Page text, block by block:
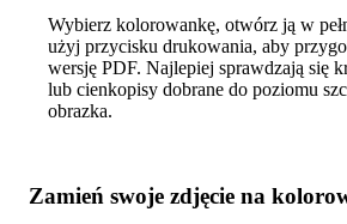
Wybierz kolorowankę, otwórz ją w
użyj przycisku drukowania, aby
wersję PDF. Najlepiej sprawdzają się
lub cienkopisy dobrane do poziomu
obrazka.
Zamień swoje zdjęcie na